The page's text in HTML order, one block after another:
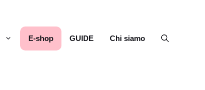
E-shop GUIDE Chi siamo